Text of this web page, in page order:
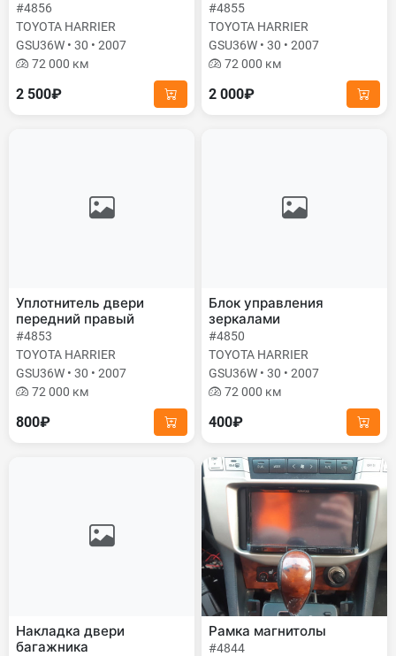
#4856
TOYOTA HARRIER
GSU36W • 30 • 2007
72 000 км
2 500₽
#4855
TOYOTA HARRIER
GSU36W • 30 • 2007
72 000 км
2 000₽
Уплотнитель двери
передний правый
#4853
TOYOTA HARRIER
GSU36W • 30 • 2007
72 000 км
800₽
Блок управления
зеркалами
#4850
TOYOTA HARRIER
GSU36W • 30 • 2007
72 000 км
400₽
Накладка двери
багажника
Рамка магнитолы
#4844